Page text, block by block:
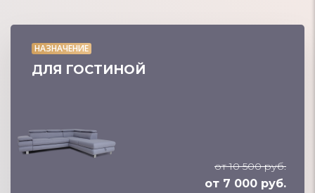
НАЗНАЧЕНИЕ
ДЛЯ ГОСТИНОЙ
от 10 500 руб.
от 7 000 руб.